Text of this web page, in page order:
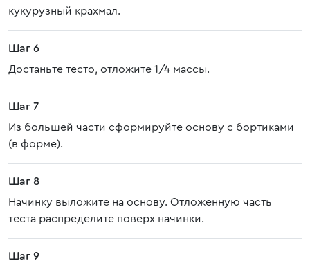
кукурузный крахмал.
Шаг 6
Достаньте тесто, отложите 1/4 массы.
Шаг 7
Из большей части сформируйте основу с бортиками
(в форме).
Шаг 8
Начинку выложите на основу. Отложенную часть
теста распределите поверх начинки.
Шаг 9